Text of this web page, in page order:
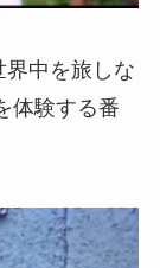
界中を旅しな
体験する番